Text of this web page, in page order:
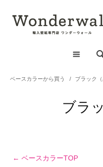
ベースカラーから買う / ブラック（
ブラ
← ベースカラーTOP